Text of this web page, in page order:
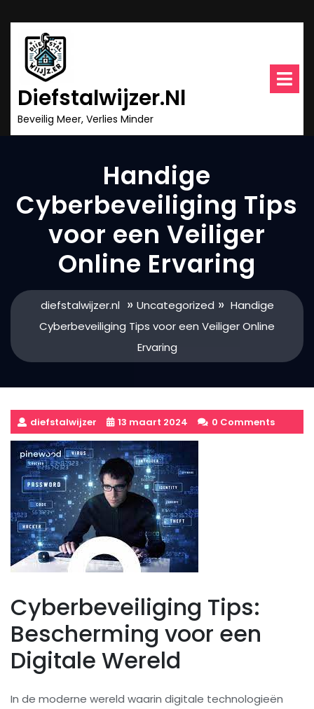
naar
inhoud
Diefstalwijzer.nl
Beveilig Meer, Verlies Minder
Handige
Cyberbeveiliging Tips
voor een Veiliger
Online Ervaring
diefstalwijzer.nl » Uncategorized » Handige
Cyberbeveiliging Tips voor een Veiliger Online
Ervaring
diefstalwijzer 13 maart 2024 0 Comments
Cyberbeveiliging Tips:
Bescherming voor een
Digitale Wereld
In de moderne wereld waarin digitale technologieën